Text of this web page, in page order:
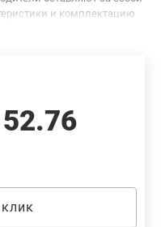
и комплектацию
продавцов и потребителей.
вам за сообщение об
52.76